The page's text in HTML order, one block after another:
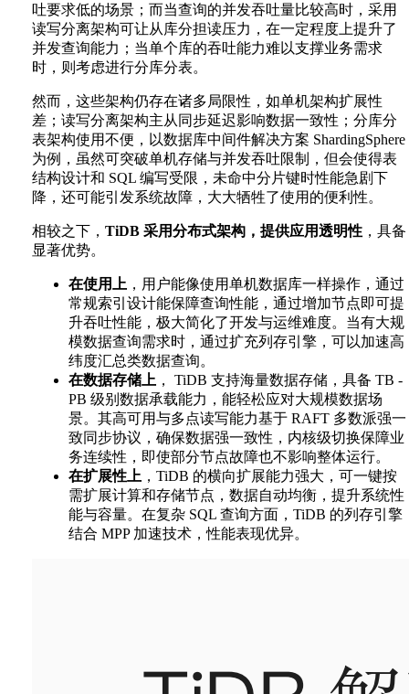
吐要求低的场景；而当查询的并发吞吐量比较高时，采用
读写分离架构可让从库分担读压力，在一定程度上提升了
并发查询能力；当单个库的吞吐能力难以支撑业务需求
时，则考虑进行分库分表。
然而，这些架构仍存在诸多局限性，如单机架构扩展性
差；读写分离架构主从同步延迟影响数据一致性；分库分
表架构使用不便，以数据库中间件解决方案 ShardingSphere
为例，虽然可突破单机存储与并发吞吐限制，但会使得表
结构设计和 SQL 编写受限，未命中分片键时性能急剧下
降，还可能引发系统故障，大大牺牲了使用的便利性。
相较之下， TiDB 采用分布式架构，提供应用透明性 ，具备
显著优势。
在使用上 ，用户能像使用单机数据库一样操作，通过
常规索引设计能保障查询性能，通过增加节点即可提
升吞吐性能，极大简化了开发与运维难度。当有大规
模数据查询需求时，通过扩充列存引擎，可以加速高
纬度汇总类数据查询。
在数据存储上 ， TiDB 支持海量数据存储，具备 TB -
PB 级别数据承载能力，能轻松应对大规模数据场
景。其高可用与多点读写能力基于 RAFT 多数派强一
致同步协议，确保数据强一致性，内核级切换保障业
务连续性，即使部分节点故障也不影响整体运行。
在扩展性上 ，TiDB 的横向扩展能力强大，可一键按
需扩展计算和存储节点，数据自动均衡，提升系统性
能与容量。在复杂 SQL 查询方面，TiDB 的列存引擎
结合 MPP 加速技术，性能表现优异。